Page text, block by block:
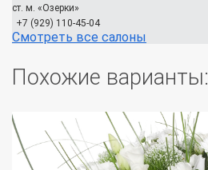
ст. м. «Озерки»
+7 (929) 110-45-04
Смотреть все салоны
Похожие варианты: